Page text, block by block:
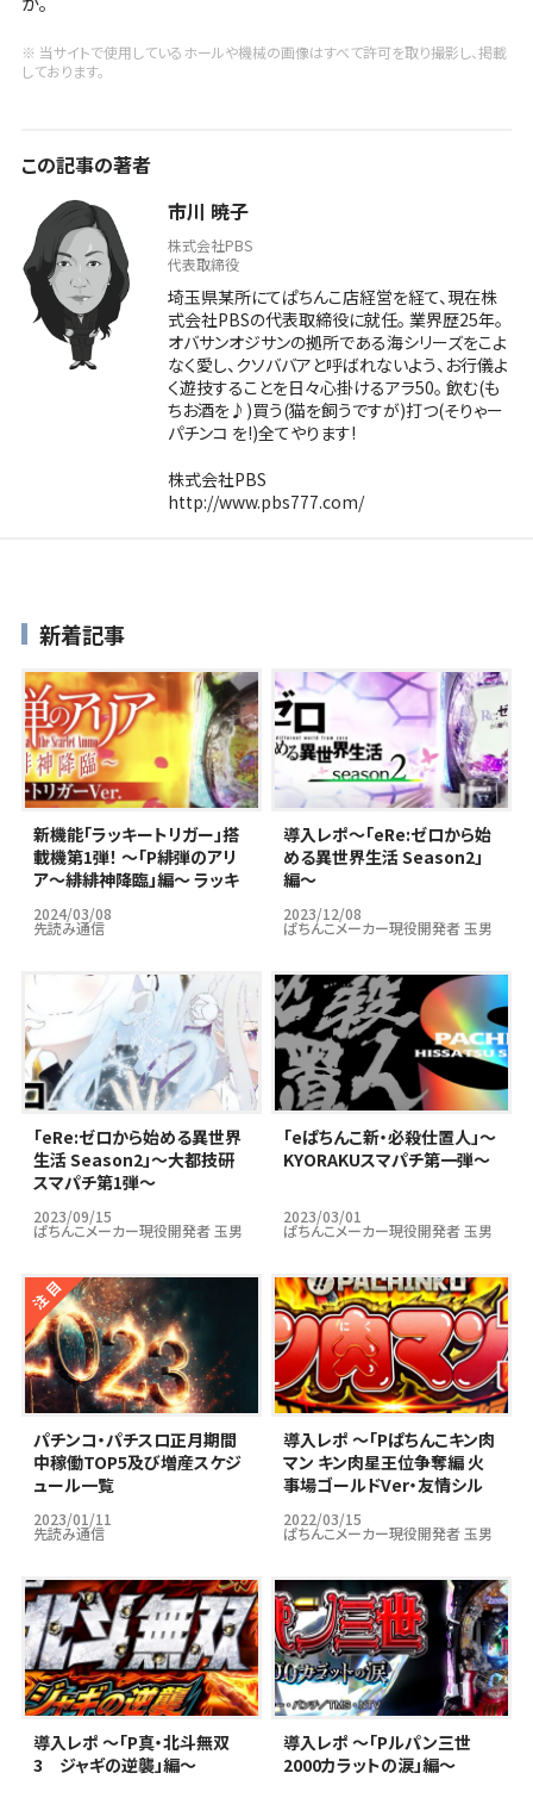
※ 当サイトで使用しているホールや機械の画像はすべて許可を取り撮影し、掲載
しております。
この記事の著者
市川 暁子
株式会社PBS
代表取締役
埼玉県某所にてぱちんこ店経営を経て、現在株
式会社PBSの代表取締役に就任。 業界歴25年。
オバサンオジサンの拠所である海シリーズをこよ
なく愛し、クソババアと呼ばれないよう、お行儀よ
く遊技することを日々心掛けるアラ50。 飲む(も
ちお酒を♪)買う(猫を飼うですが)打つ(そりゃー
パチンコ を!)全てやります!
株式会社PBS
http://www.pbs777.com/
新着記事
新機能「ラッキートリガー」搭
載機第1弾！ ～「P緋弾のアリ
ア～緋緋神降臨」編～ ラッキ
ートリガーはパチンコ市場の
救世主となりうるのか…？
2024/03/08
先読み通信
導入レポ～｢eRe:ゼロから始
める異世界生活 Season2」
編～
2023/12/08
ぱちんこメーカー現役開発者 玉男
｢eRe:ゼロから始める異世界
生活 Season2」～大都技研
スマパチ第1弾～
2023/09/15
ぱちんこメーカー現役開発者 玉男
｢eぱちんこ新・必殺仕置人」～
KYORAKUスマパチ第一弾～
2023/03/01
ぱちんこメーカー現役開発者 玉男
パチンコ・パチスロ正月期間
中稼働TOP5及び増産スケジ
ュール一覧
2023/01/11
先読み通信
導入レポ ～「Pぱちんこキン肉
マン キン肉星王位争奪編 火
事場ゴールドVer・友情シル
バーVer」編～
2022/03/15
ぱちんこメーカー現役開発者 玉男
導入レポ ～「P真・北斗無双
3 ジャギの逆襲」編～
導入レポ ～「Pルパン三世
2000カラットの涙」編～